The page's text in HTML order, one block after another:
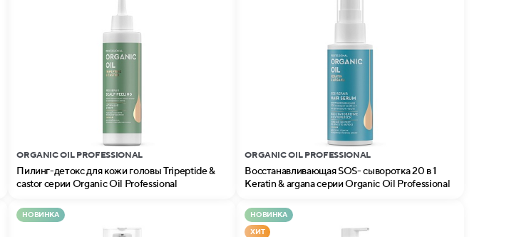
ORGANIC OIL PROFESSIONAL
Пилинг-детокс для кожи головы Tripeptide &
castor серии Organic Oil Professional
ORGANIC OIL PROFESSIONAL
Восстанавливающая SOS- сыворотка 20 в 1
Keratin & argana серии Organic Oil Professional
НОВИНКА
НОВИНКА
ХИТ